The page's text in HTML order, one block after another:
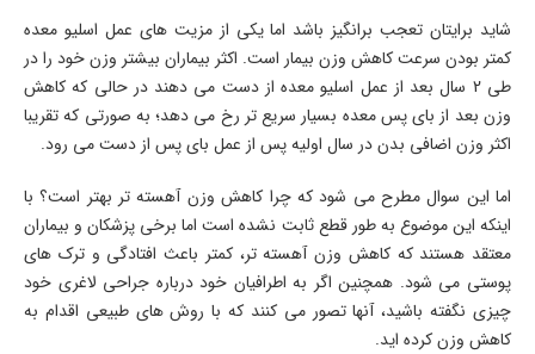
شاید برایتان تعجب برانگیز باشد اما یکی از مزیت های عمل اسلیو معده
کمتر بودن سرعت کاهش وزن بیمار است. اکثر بیماران بیشتر وزن خود را در
طی 2 سال بعد از عمل اسلیو معده از دست می دهند در حالی که کاهش
وزن بعد از بای پس معده بسیار سریع تر رخ می دهد؛ به صورتی که تقریبا
اکثر وزن اضافی بدن در سال اولیه پس از عمل بای پس از دست می رود.
اما این سوال مطرح می شود که چرا کاهش وزن آهسته تر بهتر است؟ با
اینکه این موضوع به طور قطع ثابت نشده است اما برخی پزشکان و بیماران
معتقد هستند که کاهش وزن آهسته تر، کمتر باعث افتادگی و ترک های
پوستی می شود. همچنین اگر به اطرافیان خود درباره جراحی لاغری خود
چیزی نگفته باشید، آنها تصور می کنند که با روش های طبیعی اقدام به
کاهش وزن کرده اید.